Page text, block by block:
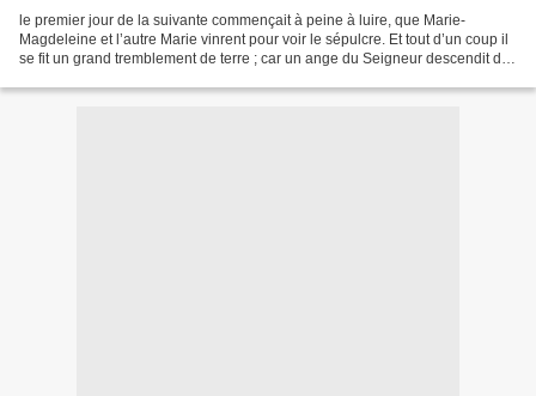
le premier jour de la suivante commençait à peine à luire, que Marie-
Magdeleine et l’autre Marie vinrent pour voir le sépulcre. Et tout d’un coup il
se fit un grand tremblement de terre ; car un ange du Seigneur descendit du